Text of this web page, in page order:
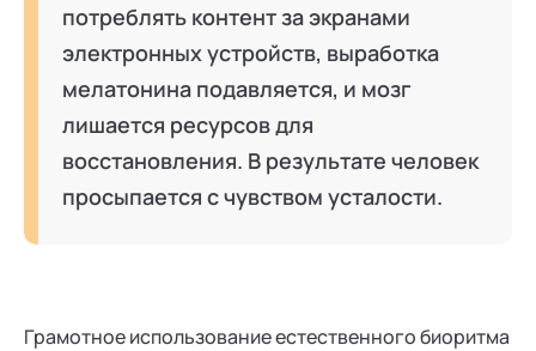
потреблять контент за экранами
электронных устройств, выработка
мелатонина подавляется, и мозг
лишается ресурсов для
восстановления. В результате человек
просыпается с чувством усталости.
Грамотное использование естественного биоритма